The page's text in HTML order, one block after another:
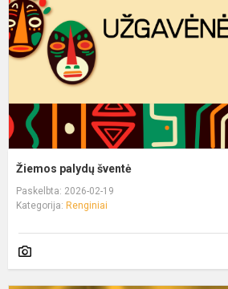
Žiemos palydų šventė
Paskelbta: 2026-02-19
Kategorija: Renginiai